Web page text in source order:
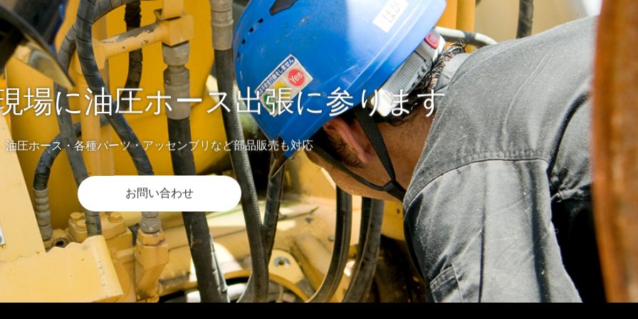
場に油圧ホース出張に参ります
油圧ホース・各種パーツ・アッセンブリなど部品販売も対応
お問い合わせ